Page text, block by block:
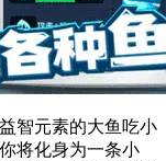
智元素的大鱼吃小
将化身为一条小